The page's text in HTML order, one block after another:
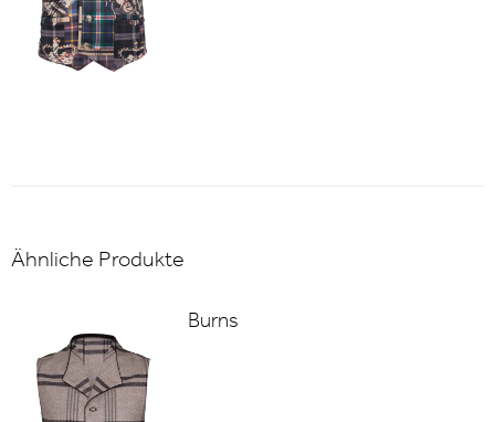
Ähnliche Produkte
Burns